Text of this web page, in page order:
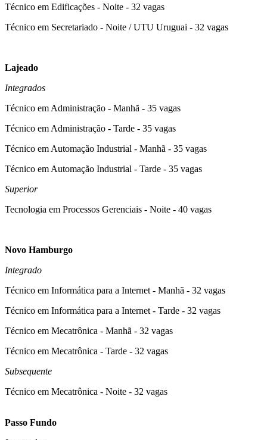
Técnico em Edificações - Noite - 32 vagas
Técnico em Secretariado - Noite / UTU Uruguai - 32 vagas
Lajeado
Integrados
Técnico em Administração - Manhã - 35 vagas
Técnico em Administração - Tarde - 35 vagas
Técnico em Automação Industrial - Manhã - 35 vagas
Técnico em Automação Industrial - Tarde - 35 vagas
Superior
Tecnologia em Processos Gerenciais - Noite - 40 vagas
Novo Hamburgo
Integrado
Técnico em Informática para a Internet - Manhã - 32 vagas
Técnico em Informática para a Internet - Tarde - 32 vagas
Técnico em Mecatrônica - Manhã - 32 vagas
Técnico em Mecatrônica - Tarde - 32 vagas
Subsequente
Técnico em Mecatrônica - Noite - 32 vagas
Passo Fundo